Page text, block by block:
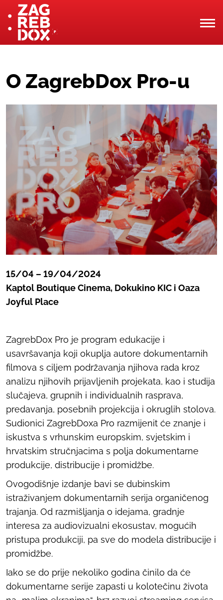
O ZagrebDox Pro-u
15/04 – 19/04/2024
Kaptol Boutique Cinema, Dokukino KIC i Oaza
Joyful Place
ZagrebDox Pro je program edukacije i
usavršavanja koji okuplja autore dokumentarnih
filmova s ciljem podržavanja njihova rada kroz
analizu njihovih prijavljenih projekata, kao i studija
slučajeva, grupnih i individualnih rasprava,
predavanja, posebnih projekcija i okruglih stolova.
Sudionici ZagrebDoxa Pro razmijenit će znanje i
iskustva s vrhunskim europskim, svjetskim i
hrvatskim stručnjacima s polja dokumentarne
produkcije, distribucije i promidžbe.
Ovogodišnje izdanje bavi se dubinskim
istraživanjem dokumentarnih serija organičenog
trajanja. Od razmišljanja o idejama, gradnje
interesa za audiovizualni ekosustav, mogućih
pristupa produkciji, pa sve do modela distribucije i
promidžbe.
Iako se do prije nekoliko godina činilo da će
dokumentarne serije zapasti u kolotečinu života